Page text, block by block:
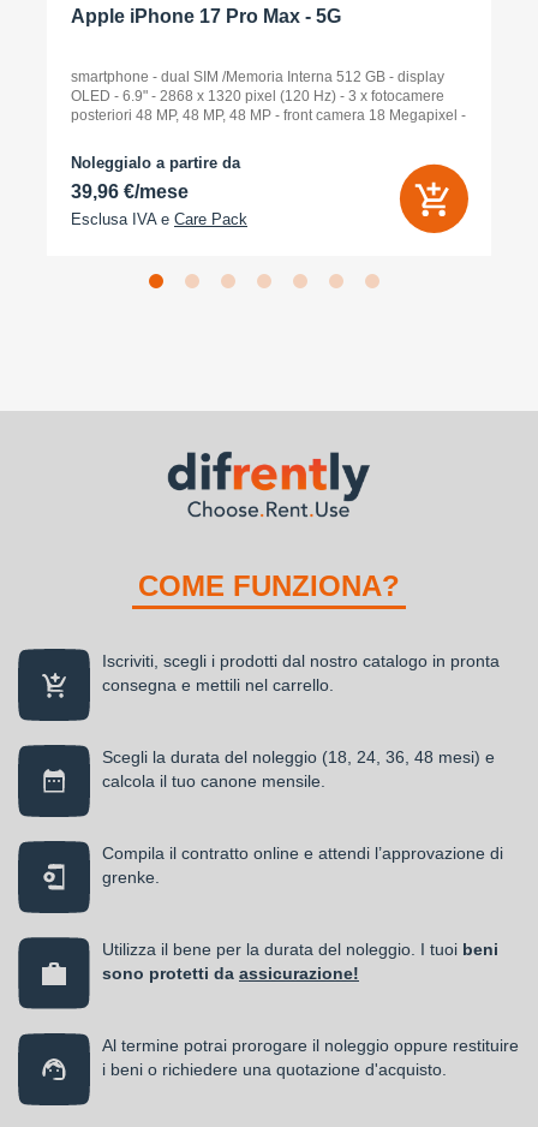
Apple iPhone 17 Pro Max - 5G
smartphone - dual SIM /Memoria Interna 512 GB - display
OLED - 6.9" - 2868 x 1320 pixel (120 Hz) - 3 x fotocamere
posteriori 48 MP, 48 MP, 48 MP - front camera 18 Megapixel -
Noleggialo a partire da
39,96 €/mese
Esclusa IVA e Care Pack
COME FUNZIONA?
Iscriviti, scegli i prodotti dal nostro catalogo in pronta
consegna e mettili nel carrello.
Scegli la durata del noleggio (18, 24, 36, 48 mesi) e
calcola il tuo canone mensile.
Compila il contratto online e attendi l’approvazione di
grenke.
Utilizza il bene per la durata del noleggio. I tuoi beni
sono protetti da assicurazione!
Al termine potrai prorogare il noleggio oppure restituire
i beni o richiedere una quotazione d'acquisto.